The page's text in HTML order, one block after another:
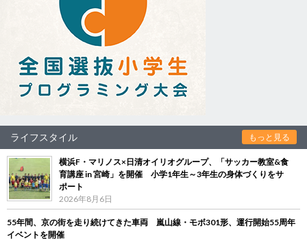
ライフスタイル もっと見る
横浜F・マリノス×日清オイリオグループ、「サッカー教室&食
育講座 in 宮崎」を開催 小学1年生～3年生の身体づくりをサ
ポート
2026年8月6日
55年間、京の街を走り続けてきた車両 嵐山線・モボ301形、運行開始55周年
イベントを開催